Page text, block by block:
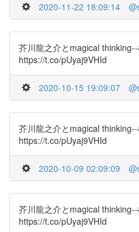
2020-11-22 18:09:14
芥川龍之介とmagical
https://t.co/pUyaj9VHId
2020-10-15 19:09:07
芥川龍之介とmagical
https://t.co/pUyaj9VHId
2020-10-09 02:09:09
芥川龍之介とmagical
https://t.co/pUyaj9VHId